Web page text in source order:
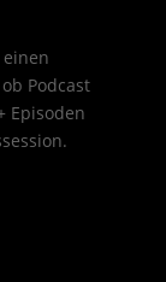
Podcast
Episoden